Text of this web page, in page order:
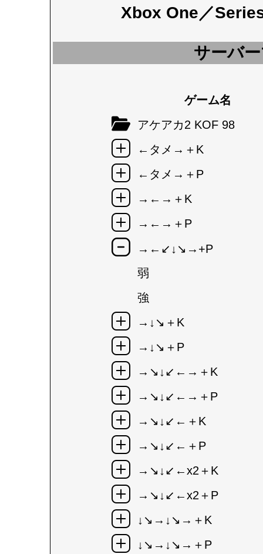
Xbox One／
サーバ
ゲーム名
アケアカ2 KOF 98
←タメ→＋K
←タメ→＋P
→←→＋K
→←→＋P
→←↙↓↘→+P
弱
強
→↓↘＋K
→↓↘＋P
→↘↓↙←→＋K
→↘↓↙←→＋P
→↘↓↙←＋K
→↘↓↙←＋P
→↘↓↙←x2＋K
→↘↓↙←x2＋P
↓↘→↓↘→＋K
↓↘→↓↘→＋P